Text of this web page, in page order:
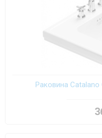
Раковина Catalano